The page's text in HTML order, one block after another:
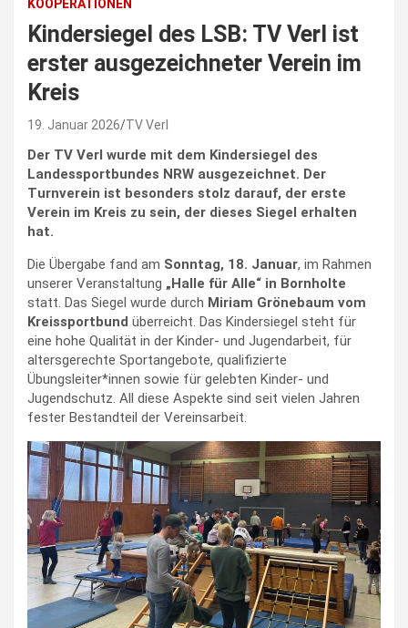
KOOPERATIONEN
Kindersiegel des LSB: TV Verl ist
erster ausgezeichneter Verein im
Kreis
19. Januar 2026 TV Verl
Der TV Verl wurde mit dem Kindersiegel des
Landessportbundes NRW ausgezeichnet. Der
Turnverein ist besonders stolz darauf, der erste
Verein im Kreis zu sein, der dieses Siegel erhalten
hat.
Die Übergabe fand am Sonntag, 18. Januar, im Rahmen
unserer Veranstaltung „Halle für Alle“ in Bornholte
statt. Das Siegel wurde durch Miriam Grönebaum vom
Kreissportbund überreicht. Das Kindersiegel steht für
eine hohe Qualität in der Kinder- und Jugendarbeit, für
altersgerechte Sportangebote, qualifizierte
Übungsleiter*innen sowie für gelebten Kinder- und
Jugendschutz. All diese Aspekte sind seit vielen Jahren
fester Bestandteil der Vereinsarbeit.